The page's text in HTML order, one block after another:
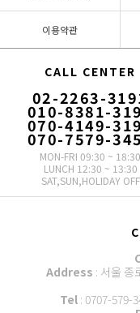
이용약관
CALL CENTER
02-2263-
010-8381-
070-4149-
070-7579-
MON-FRI 09:30 ~ 18:30
LUNCH 12:30 ~ 13:30
SAT,SUN,HOLIDAY OFF
Address : 서울 종
Tel : 0707-579-